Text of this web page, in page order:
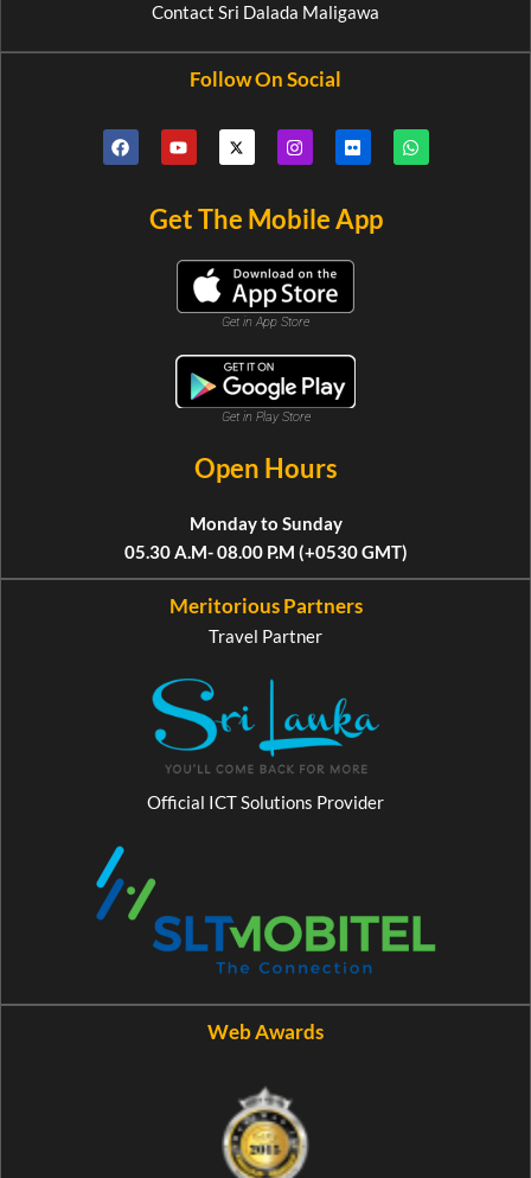
Contact Sri Dalada Maligawa
Follow On Social
Get The Mobile App
Get in App Store
Get in Play Store
Open Hours
Monday to Sunday
05.30 A.M- 08.00 P.M (+0530 GMT)
Meritorious Partners
Travel Partner
Official ICT Solutions Provider
Web Awards